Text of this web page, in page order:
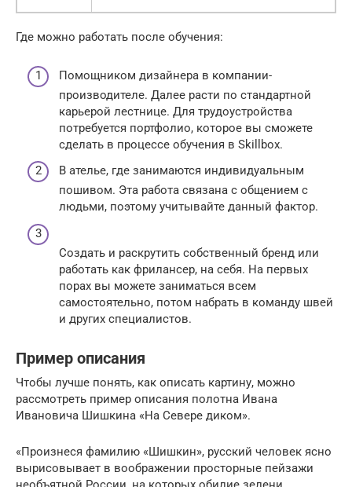
Где можно работать после обучения:
Помощником дизайнера в компании-
производителе. Далее расти по стандартной
карьерой лестнице. Для трудоустройства
потребуется портфолио, которое вы сможете
сделать в процессе обучения в Skillbox.
В ателье, где занимаются индивидуальным
пошивом. Эта работа связана с общением с
людьми, поэтому учитывайте данный фактор.
Создать и раскрутить собственный бренд или
работать как фрилансер, на себя. На первых
порах вы можете заниматься всем
самостоятельно, потом набрать в команду швей
и других специалистов.
Пример описания
Чтобы лучше понять, как описать картину, можно
рассмотреть пример описания полотна Ивана
Ивановича Шишкина «На Севере диком».
«Произнеся фамилию «Шишкин», русский человек ясно
вырисовывает в воображении просторные пейзажи